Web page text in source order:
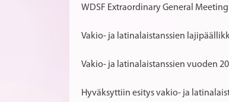
WDSF Extraordinary General
Vakio- ja latinalaistanssien
Vakio- ja latinalaistanssien vuoden
Hyväksyttiin esitys vakio- ja